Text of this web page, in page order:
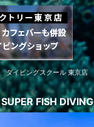
ダイビングスクール 東京店
SUPER FISH DIVING